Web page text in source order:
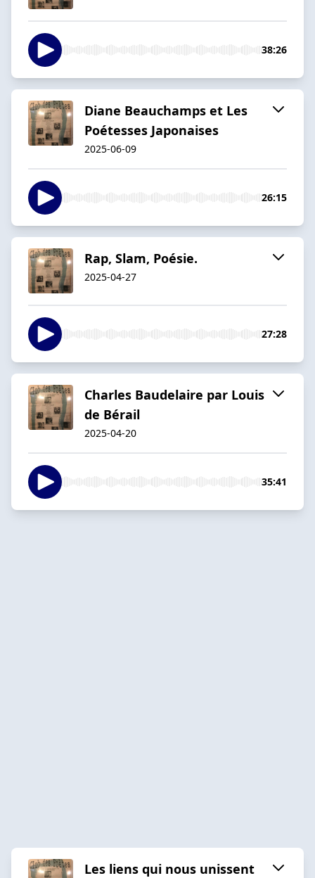
38:26
Diane Beauchamps et Les
Poétesses Japonaises
2025-06-09
26:15
Rap, Slam, Poésie.
2025-04-27
27:28
Charles Baudelaire par Louis
de Bérail
2025-04-20
35:41
Les liens qui nous unissent